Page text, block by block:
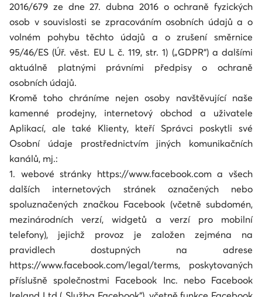
2016/679 ze dne 27. dubna 2016 o ochraně fyzických
osob v souvislosti se zpracováním osobních údajů a o
volném pohybu těchto údajů a o zrušení směrnice
95/46/ES (Úř. věst. EU L č. 119, str. 1) („GDPR“) a dalšími
aktuálně platnými právními předpisy o ochraně
osobních údajů.
Kromě toho chráníme nejen osoby navštěvující naše
kamenné prodejny, internetový obchod a uživatele
Aplikací, ale také Klienty, kteří Správci poskytli své
Osobní údaje prostřednictvím jiných komunikačních
kanálů, mj.:
1. webové stránky https://www.facebook.com a všech
dalších internetových stránek označených nebo
spoluznačených značkou Facebook (včetně subdomén,
mezinárodních verzí, widgetů a verzí pro mobilní
telefony), jejichž provoz je založen zejména na
pravidlech dostupných na adrese
https://www.facebook.com/legal/terms, poskytovaných
příslušně společnostmi Facebook Inc. nebo Facebook